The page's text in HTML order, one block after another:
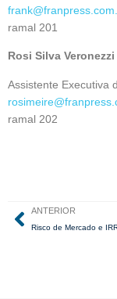
ramal 201
Rosi Silva Veronezzi
Assistente Executiva
ramal 202
ANTERIOR
Risco de Mercado e